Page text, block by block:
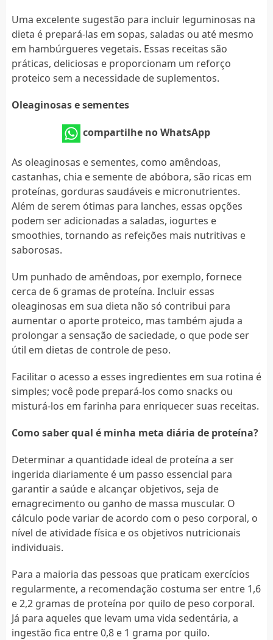
Uma excelente sugestão para incluir leguminosas na
dieta é prepará-las em sopas, saladas ou até mesmo
em hambúrgueres vegetais. Essas receitas são
práticas, deliciosas e proporcionam um reforço
proteico sem a necessidade de suplementos.
Oleaginosas e sementes
compartilhe no WhatsApp
As oleaginosas e sementes, como amêndoas,
castanhas, chia e semente de abóbora, são ricas em
proteínas, gorduras saudáveis e micronutrientes.
Além de serem ótimas para lanches, essas opções
podem ser adicionadas a saladas, iogurtes e
smoothies, tornando as refeições mais nutritivas e
saborosas.
Um punhado de amêndoas, por exemplo, fornece
cerca de 6 gramas de proteína. Incluir essas
oleaginosas em sua dieta não só contribui para
aumentar o aporte proteico, mas também ajuda a
prolongar a sensação de saciedade, o que pode ser
útil em dietas de controle de peso.
Facilitar o acesso a esses ingredientes em sua rotina é
simples; você pode prepará-los como snacks ou
misturá-los em farinha para enriquecer suas receitas.
Como saber qual é minha meta diária de proteína?
Determinar a quantidade ideal de proteína a ser
ingerida diariamente é um passo essencial para
garantir a saúde e alcançar objetivos, seja de
emagrecimento ou ganho de massa muscular. O
cálculo pode variar de acordo com o peso corporal, o
nível de atividade física e os objetivos nutricionais
individuais.
Para a maioria das pessoas que praticam exercícios
regularmente, a recomendação costuma ser entre 1,6
e 2,2 gramas de proteína por quilo de peso corporal.
Já para aqueles que levam uma vida sedentária, a
ingestão fica entre 0,8 e 1 grama por quilo.